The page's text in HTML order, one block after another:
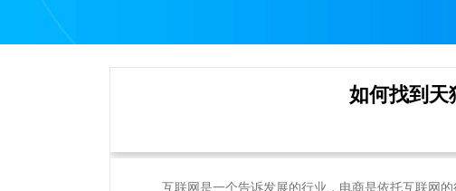
如何找到天
互联网是一个告诉发展的行业，电商是依托互联网